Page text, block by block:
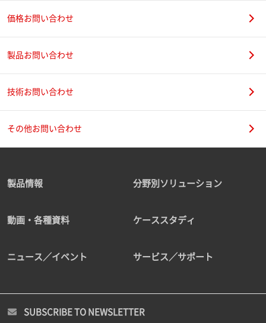
価格お問い合わせ
製品お問い合わせ
技術お問い合わせ
その他お問い合わせ
製品情報 分野別ソリューション
動画・各種資料 ケーススタディ
ニュース／イベント サービス／サポート
SUBSCRIBE TO NEWSLETTER